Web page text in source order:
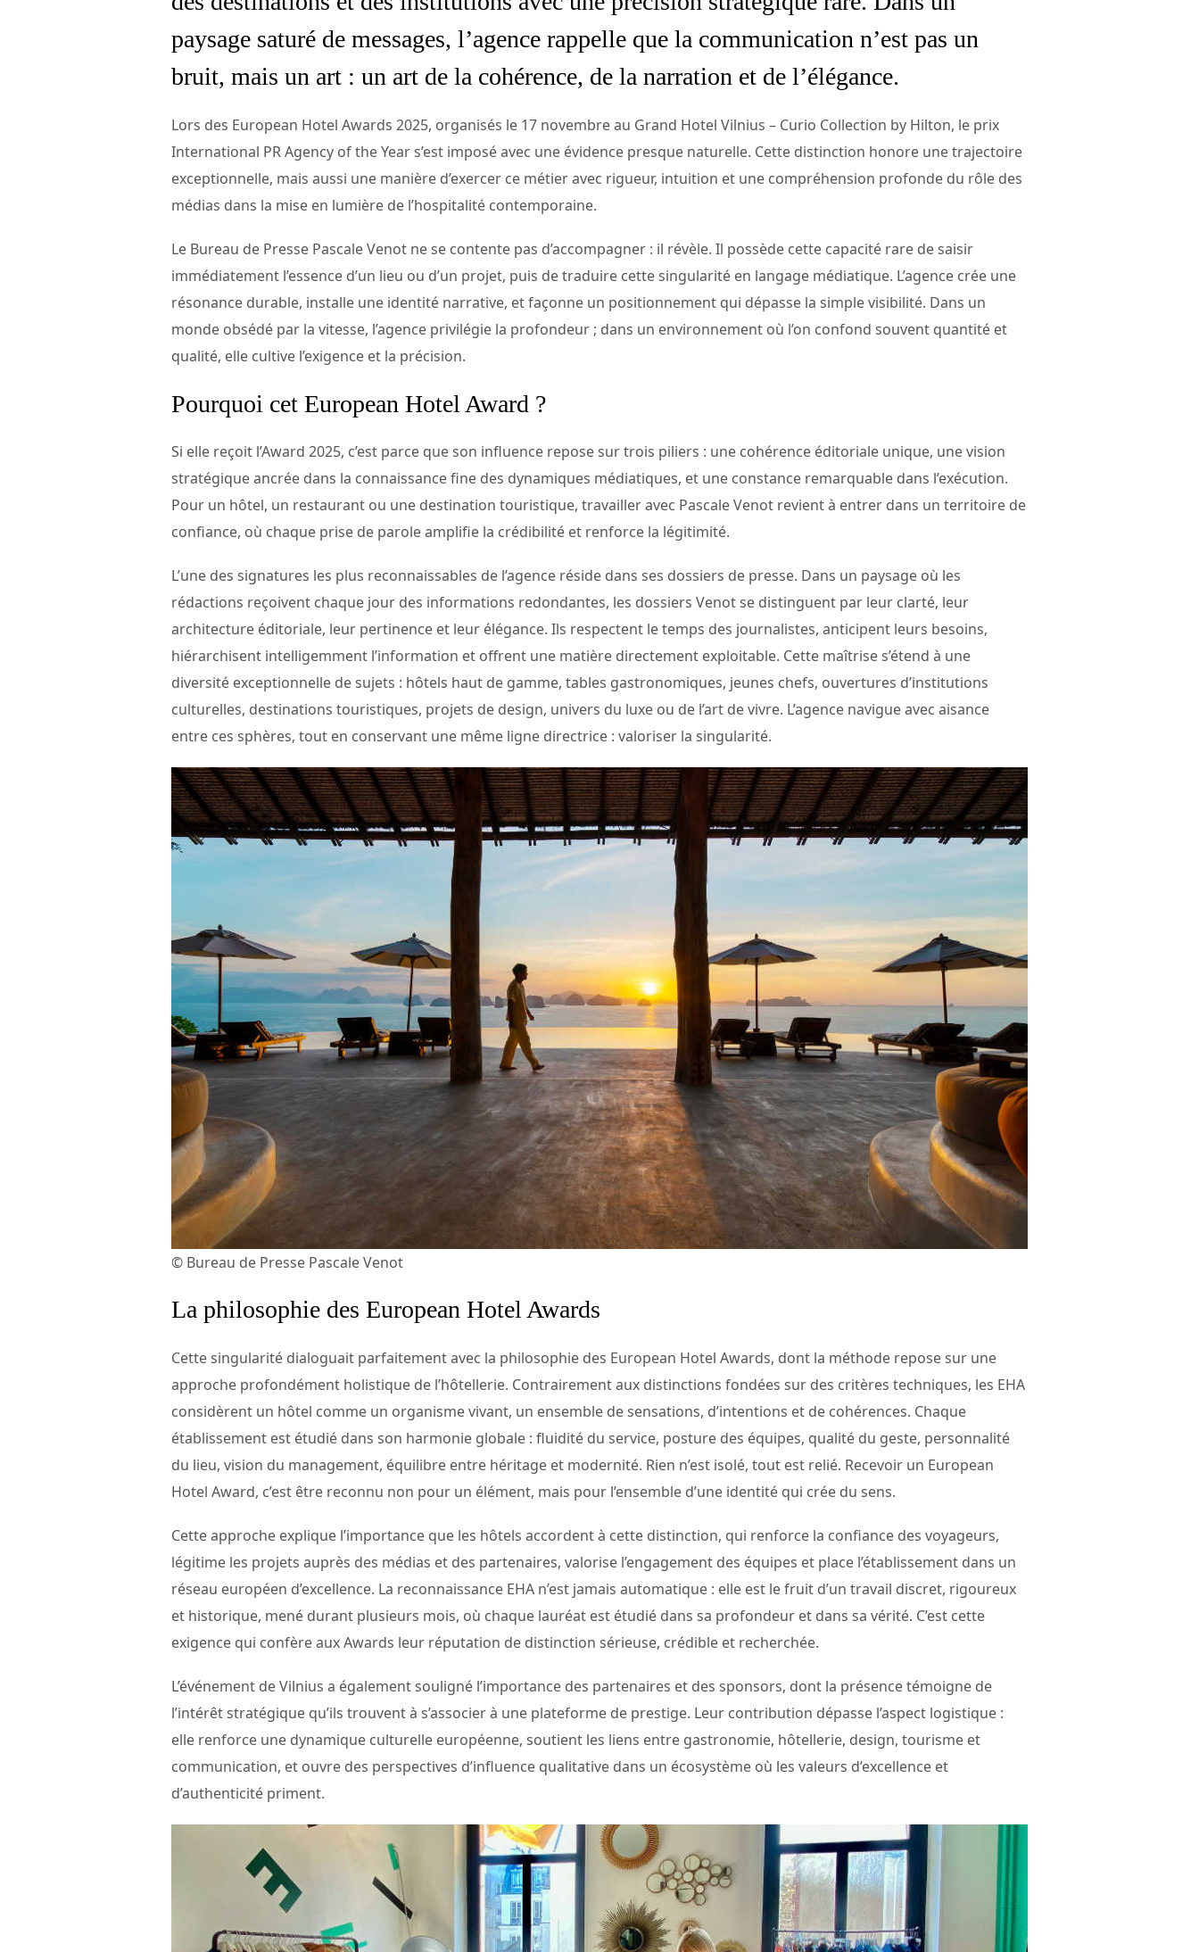
paysage saturé de messages, l’agence rappelle que la communication n’est pas un
bruit, mais un art : un art de la cohérence, de la narration et de l’élégance.
Lors des European Hotel Awards 2025, organisés le 17 novembre au Grand Hotel Vilnius – Curio Collection by Hilton, le prix
International PR Agency of the Year s’est imposé avec une évidence presque naturelle. Cette distinction honore une trajectoire
exceptionnelle, mais aussi une manière d’exercer ce métier avec rigueur, intuition et une compréhension profonde du rôle des
médias dans la mise en lumière de l’hospitalité contemporaine.
Le Bureau de Presse Pascale Venot ne se contente pas d’accompagner : il révèle. Il possède cette capacité rare de saisir
immédiatement l’essence d’un lieu ou d’un projet, puis de traduire cette singularité en langage médiatique. L’agence crée une
résonance durable, installe une identité narrative, et façonne un positionnement qui dépasse la simple visibilité. Dans un
monde obsédé par la vitesse, l’agence privilégie la profondeur ; dans un environnement où l’on confond souvent quantité et
qualité, elle cultive l’exigence et la précision.
Pourquoi cet European Hotel Award ?
Si elle reçoit l’Award 2025, c’est parce que son influence repose sur trois piliers : une cohérence éditoriale unique, une vision
stratégique ancrée dans la connaissance fine des dynamiques médiatiques, et une constance remarquable dans l’exécution.
Pour un hôtel, un restaurant ou une destination touristique, travailler avec Pascale Venot revient à entrer dans un territoire de
confiance, où chaque prise de parole amplifie la crédibilité et renforce la légitimité.
L’une des signatures les plus reconnaissables de l’agence réside dans ses dossiers de presse. Dans un paysage où les
rédactions reçoivent chaque jour des informations redondantes, les dossiers Venot se distinguent par leur clarté, leur
architecture éditoriale, leur pertinence et leur élégance. Ils respectent le temps des journalistes, anticipent leurs besoins,
hiérarchisent intelligemment l’information et offrent une matière directement exploitable. Cette maîtrise s’étend à une
diversité exceptionnelle de sujets : hôtels haut de gamme, tables gastronomiques, jeunes chefs, ouvertures d’institutions
culturelles, destinations touristiques, projets de design, univers du luxe ou de l’art de vivre. L’agence navigue avec aisance
entre ces sphères, tout en conservant une même ligne directrice : valoriser la singularité.
© Bureau de Presse Pascale Venot
La philosophie des European Hotel Awards
Cette singularité dialoguait parfaitement avec la philosophie des European Hotel Awards, dont la méthode repose sur une
approche profondément holistique de l’hôtellerie. Contrairement aux distinctions fondées sur des critères techniques, les EHA
considèrent un hôtel comme un organisme vivant, un ensemble de sensations, d’intentions et de cohérences. Chaque
établissement est étudié dans son harmonie globale : fluidité du service, posture des équipes, qualité du geste, personnalité
du lieu, vision du management, équilibre entre héritage et modernité. Rien n’est isolé, tout est relié. Recevoir un European
Hotel Award, c’est être reconnu non pour un élément, mais pour l’ensemble d’une identité qui crée du sens.
Cette approche explique l’importance que les hôtels accordent à cette distinction, qui renforce la confiance des voyageurs,
légitime les projets auprès des médias et des partenaires, valorise l’engagement des équipes et place l’établissement dans un
réseau européen d’excellence. La reconnaissance EHA n’est jamais automatique : elle est le fruit d’un travail discret, rigoureux
et historique, mené durant plusieurs mois, où chaque lauréat est étudié dans sa profondeur et dans sa vérité. C’est cette
exigence qui confère aux Awards leur réputation de distinction sérieuse, crédible et recherchée.
L’événement de Vilnius a également souligné l’importance des partenaires et des sponsors, dont la présence témoigne de
l’intérêt stratégique qu’ils trouvent à s’associer à une plateforme de prestige. Leur contribution dépasse l’aspect logistique :
elle renforce une dynamique culturelle européenne, soutient les liens entre gastronomie, hôtellerie, design, tourisme et
communication, et ouvre des perspectives d’influence qualitative dans un écosystème où les valeurs d’excellence et
d’authenticité priment.